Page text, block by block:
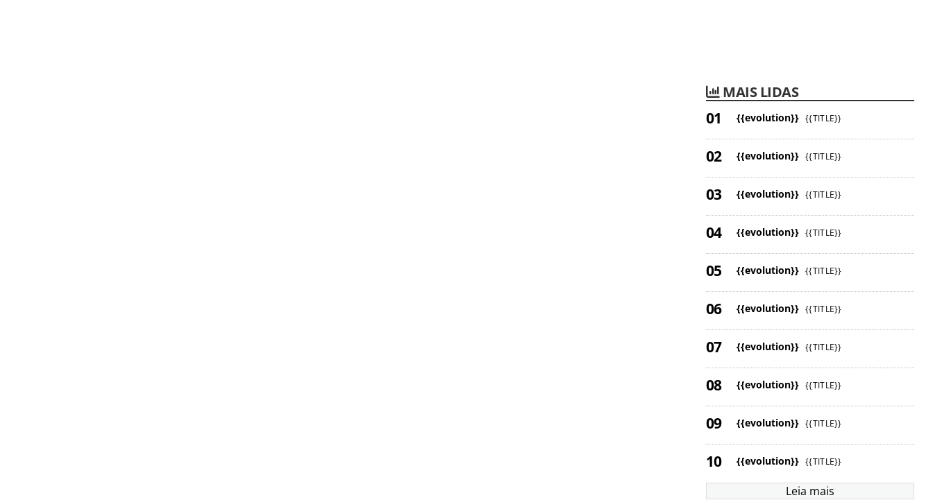
MAIS LIDAS
{{evolution}} {{TITLE}}
{{evolution}} {{TITLE}}
{{evolution}} {{TITLE}}
{{evolution}} {{TITLE}}
{{evolution}} {{TITLE}}
{{evolution}} {{TITLE}}
{{evolution}} {{TITLE}}
{{evolution}} {{TITLE}}
{{evolution}} {{TITLE}}
{{evolution}} {{TITLE}}
Leia mais